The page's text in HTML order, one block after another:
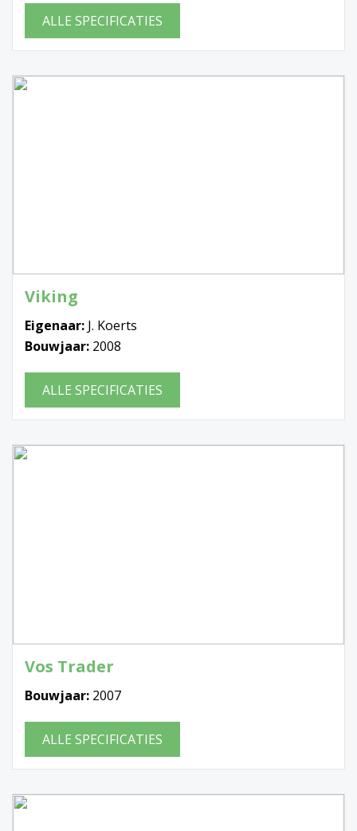
ALLE SPECIFICATIES
Viking
Eigenaar: J. Koerts
Bouwjaar: 2008
ALLE SPECIFICATIES
Vos Trader
Bouwjaar: 2007
ALLE SPECIFICATIES